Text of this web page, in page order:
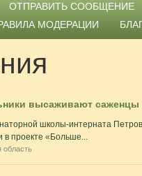
ОТПРАВИТЬ СООБЩЕНИЕ
МОДЕРАЦИИ
высаживают саженцы
школы-интерната
в проекте «Больше...
область